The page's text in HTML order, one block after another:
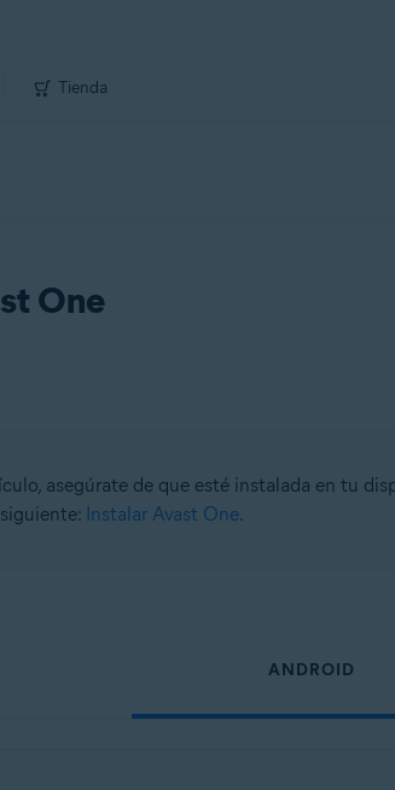
Tienda
One
asegúrate de que esté instalada en tu
Instalar Avast One.
ANDROID